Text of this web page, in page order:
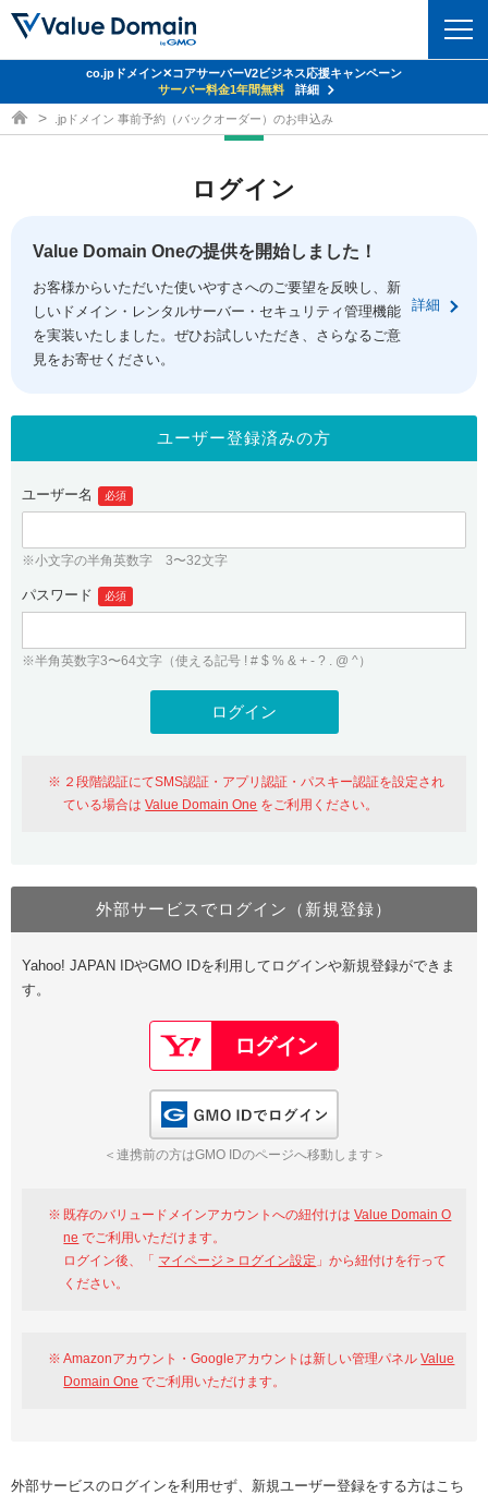
ドメイントップ
ドメイン移管
ドメイン価格一覧
ドメイン一括検索
.jpドメインオークション
gTLDオークション NEW!
.jpドメインバックオーダー
プレミアムドメイン
人気ドメインの種類
WHOIS検索
コアサーバー
バリューサーバー
XREA
セキュリティトップ
Value Domain ネットde診断
SSL証明書
サービストップ
お得意様割引
紹介制度
バリュードメインAPI
ドメイン・ホスティングOEM
facebook
ログイン
従来のバリュードメインをご利用希望の方
Value Domainにログイン
おすすめ One レンタルサーバーを含む最新の機能を使う方
Value Domain Oneにログイン
Google
GMO ID Amazon
※AmazonはValue Domain Oneのログイン画面へ遷移します
ユーザー登録
Value Domain Oneアカウント作成
以下でも登録可能
Google Yahoo!
GMO ID
co.jpドメイン✕コアサーバーV2ビジネス応援キャンペーン
サーバー料金1年間無料
詳細
ドメイン取得ならバリュードメイン
.jpドメイン 事前予約（バックオーダー）のお申込み
ログイン
Value Domain Oneの提供を開始しました！
お客様からいただいた使いやすさへのご要望を反映し、新
しいドメイン・レンタルサーバー・セキュリティ管理機能
を実装いたしました。ぜひお試しいただき、さらなるご意
見をお寄せください。
詳細
ユーザー登録済みの方
ユーザー名 必須
※小文字の半角英数字 3〜32文字
パスワード 必須
※半角英数字3〜64文字（使える記号 ! # $ % & + - ? . @ ^）
２段階認証にてSMS認証・アプリ認証・パスキー認証を設定され
ている場合はValue Domain One をご利用ください。
外部サービスでログイン（新規登録）
Yahoo! JAPAN IDやGMO IDを利用してログインや新規登録ができま
す。
＜連携前の方はGMO IDのページへ移動します＞
既存のバリュードメインアカウントへの紐付けはValue Domain O
ne でご利用いただけます。
ログイン後、「 マイページ > ログイン設定 」から紐付けを行って
ください。
Amazonアカウント・Googleアカウントは新しい管理パネルValue
Domain One でご利用いただけます。
外部サービスのログインを利用せず、新規ユーザー登録をする方はこち